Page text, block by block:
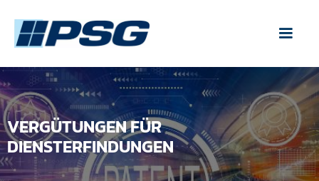
VERGÜTUNGEN FÜR
DIENSTERFINDUNGEN